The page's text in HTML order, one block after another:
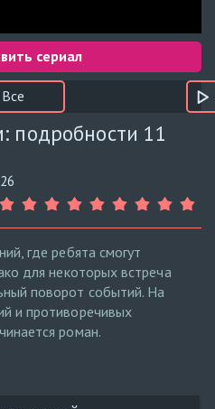
сериал
Все
подробности 11
где ребята смогут
для некоторых встреча
поворот событий. На
и противоречивых
роман.